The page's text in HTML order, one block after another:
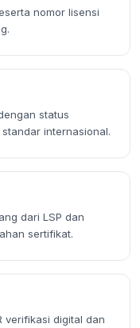
nomor lisensi
status
internasional.
dari LSP dan
sertifikat.
verifikasi digital dan